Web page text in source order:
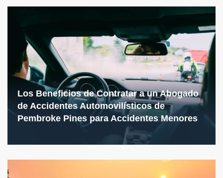
Los Beneficios de Contratar a un Abogado
de Accidentes Automovilísticos de
Pembroke Pines para Accidentes Menores